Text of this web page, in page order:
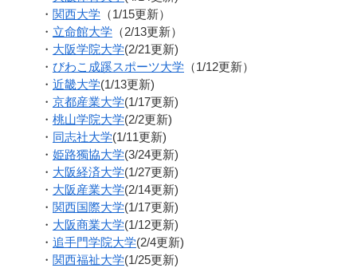
・ 関西大学 （1/15更新）
・ 立命館大学 （2/13更新）
・ 大阪学院大学(2/21更新)
・ びわこ成蹊スポーツ大学 （1/12更新）
・ 近畿大学(1/13更新)
・ 京都産業大学(1/17更新)
・ 桃山学院大学(2/2更新)
・ 同志社大学(1/11更新)
・ 姫路獨協大学(3/24更新)
・ 大阪経済大学(1/27更新)
・ 大阪産業大学(2/14更新)
・ 関西国際大学(1/17更新)
・ 大阪商業大学(1/12更新)
・ 追手門学院大学(2/4更新)
・ 関西福祉大学(1/25更新)